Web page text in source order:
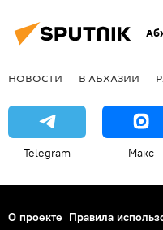
НОВОСТИ В АБХАЗИИ
Telegram Макс
О проекте Правила